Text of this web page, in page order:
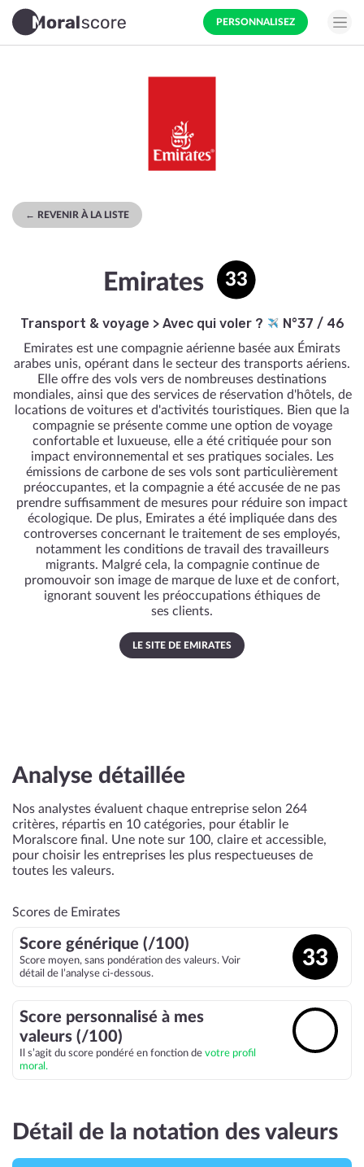
PERSONNALISEZ
← REVENIR À LA LISTE
Emirates 33
Transport & voyage > Avec qui voler ? N°37 / 46
Emirates est une compagnie aérienne basée aux Émirats
arabes unis, opérant dans le secteur des transports aériens.
Elle offre des vols vers de nombreuses destinations
mondiales, ainsi que des services de réservation d'hôtels, de
locations de voitures et d'activités touristiques. Bien que la
compagnie se présente comme une option de voyage
confortable et luxueuse, elle a été critiquée pour son
impact environnemental et ses pratiques sociales. Les
émissions de carbone de ses vols sont particulièrement
préoccupantes, et la compagnie a été accusée de ne pas
prendre suffisamment de mesures pour réduire son impact
écologique. De plus, Emirates a été impliquée dans des
controverses concernant le traitement de ses employés,
notamment les conditions de travail des travailleurs
migrants. Malgré cela, la compagnie continue de
promouvoir son image de marque de luxe et de confort,
ignorant souvent les préoccupations éthiques de
ses clients.
LE SITE DE EMIRATES
Analyse détaillée
Nos analystes évaluent chaque entreprise selon 264
critères, répartis en 10 catégories, pour établir le
Moralscore final. Une note sur 100, claire et accessible,
pour choisir les entreprises les plus respectueuses de
toutes les valeurs.
Scores de Emirates
Score générique (/100)
Score moyen, sans pondération des valeurs. Voir
détail de l’analyse ci-dessous.
33
Score personnalisé à mes
valeurs (/100)
Il s’agit du score pondéré en fonction de votre profil
moral.
Détail de la notation des valeurs